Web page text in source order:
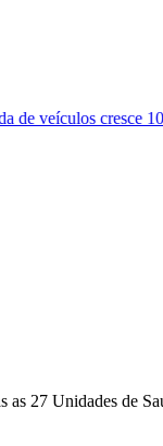
10% em julho
27 Unidades de